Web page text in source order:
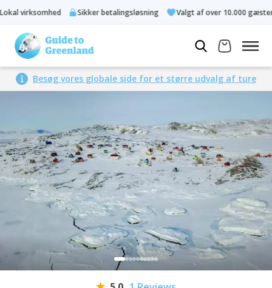
virksomhed Sikker betalingsløsning Valgt af over 10.000 gæster
Besøg vores globale side for et større udvalg af ture